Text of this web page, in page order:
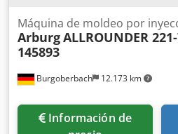
Burgoberbach 12.173 km
Máquina de moldeo por
ArburgALLROUNDER
145893
Información de